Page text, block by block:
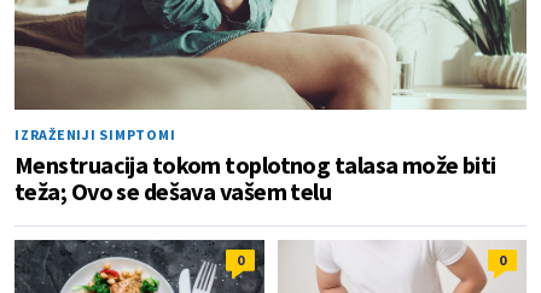
IZRAŽENIJI SIMPTOMI
Menstruacija tokom toplotnog talasa može biti
teža; Ovo se dešava vašem telu
0 0